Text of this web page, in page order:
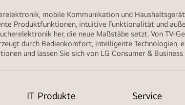
mobile Kommunikation und
Produktfunktionen, intuitive Funktionalität und
her, die neue Maßstäbe setzt. Von TV-
durch Bedienkomfort, intelligente Technologien,
und lassen Sie sich von LG Consumer &
IT Produkte Service